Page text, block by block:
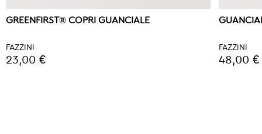
GREENFIRST® COPRI GUANCIALE
FAZZINI
23,00 €
FAZZINI
48,00 €